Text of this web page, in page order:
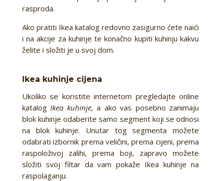
rasproda.
Ako pratiti Ikea katalog redovno zasigurno ćete naići
i na akcije za kuhinje te konačno kupiti kuhinju kakvu
želite i složiti je u svoj dom.
Ikea kuhinje cijena
Ukoliko se koristite internetom pregledajte online
katalogIkea kuhinje, a ako vas posebno zanimaju
blok kuhinje odaberite samo segment koji se odnosi
na blok kuhinje. Unutar tog segmenta možete
odabrati izbornik prema veličini, prema cijeni, prema
raspoloživoj zalihi, prema boji, zapravo možete
složiti svoj filtar da vam pokaže Ikea kuhinje na
raspolaganju.